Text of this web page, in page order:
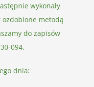
wykonały
ozdobione metodą
do zapisów
094.
dnia: